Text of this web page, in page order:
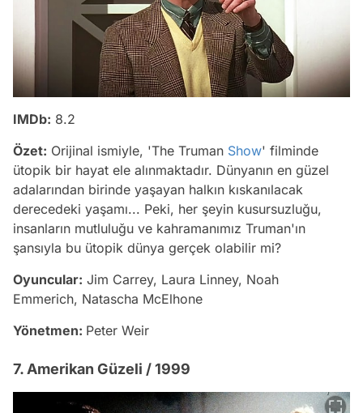
IMDb: 8.2
Özet: Orijinal ismiyle, 'The Truman Show' filminde
ütopik bir hayat ele alınmaktadır. Dünyanın en güzel
adalarından birinde yaşayan halkın kıskanılacak
derecedeki yaşamı... Peki, her şeyin kusursuzluğu,
insanların mutluluğu ve kahramanımız Truman'ın
şansıyla bu ütopik dünya gerçek olabilir mi?
Oyuncular: Jim Carrey, Laura Linney, Noah
Emmerich, Natascha McElhone
Yönetmen: Peter Weir
7. Amerikan Güzeli / 1999